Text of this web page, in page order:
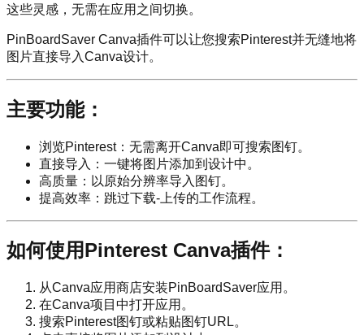
这些灵感，无需在应用之间切换。
PinBoardSaver Canva插件可以让您搜索Pinterest并无缝地将
图片直接导入Canva设计。
主要功能：
浏览Pinterest：无需离开Canva即可搜索图钉。
直接导入：一键将图片添加到设计中。
高质量：以原始分辨率导入图钉。
提高效率：跳过下载-上传的工作流程。
如何使用Pinterest Canva插件：
从Canva应用商店安装PinBoardSaver应用。
在Canva项目中打开应用。
搜索Pinterest图钉或粘贴图钉URL。